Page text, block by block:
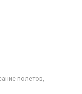
полетов,